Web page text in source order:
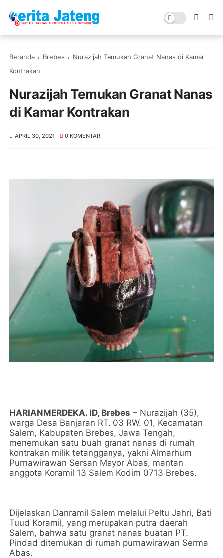
Beranda Brebes
Nurazijah Temukan Granat Nanas di Kamar
Kontrakan
Nurazijah Temukan Granat Nanas
di Kamar Kontrakan
APRIL 30, 2021 0 KOMENTAR
HARIANMERDEKA. ID, Brebes – Nurazijah (35),
warga Desa Banjaran RT. 03 RW. 01, Kecamatan
Salem, Kabupaten Brebes, Jawa Tengah,
menemukan satu buah granat nanas di rumah
kontrakan milik tetangganya, yakni Almarhum
Purnawirawan Sersan Mayor Abas, mantan
anggota Koramil 13 Salem Kodim 0713 Brebes.
Dijelaskan Danramil Salem melalui Peltu Jahri, Bati
Tuud Koramil, yang merupakan putra daerah
Salem, bahwa satu granat nanas buatan PT.
Pindad ditemukan di rumah purnawirawan Serma
Abas.